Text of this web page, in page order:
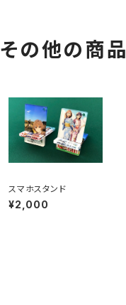
その他の商品
スマホスタンド
¥2,000